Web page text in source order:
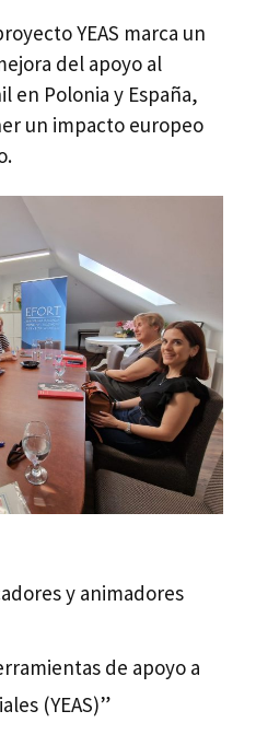
YEAS marca un
del apoyo al
en Polonia y España,
un impacto europeo
y animadores
de apoyo a
(YEAS)”